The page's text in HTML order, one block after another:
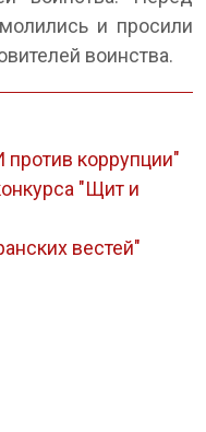
и просили
воинства.
коррупции"
"Щит и
вестей"